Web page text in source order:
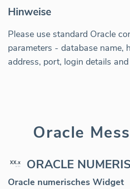
Hinweise
Please use standard Oracle
parameters - database name,
address, port, login details
Oracle
ORACLE
Oracle numerisches Widget